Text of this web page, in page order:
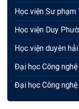
Học viện Sư phạm
Học viện Duy
Học viện duyên
Đại học Công
Đại học Công